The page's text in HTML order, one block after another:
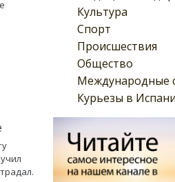
Культура
Спорт
Происшествия
Общество
Международные
Курьезы в